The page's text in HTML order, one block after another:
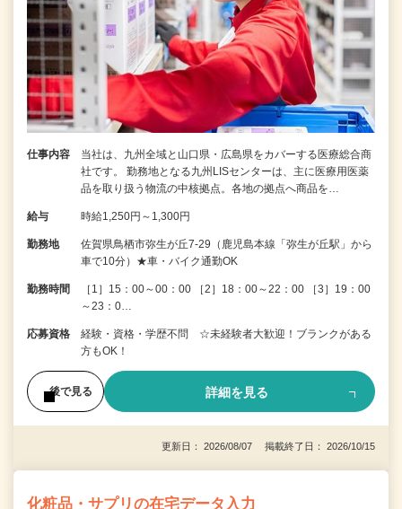
仕事内容
当社は、九州全域と山口県・広島県をカバーする医療総合商
社です。 勤務地となる九州LISセンターは、主に医療用医薬
品を取り扱う物流の中核拠点。各地の拠点へ商品を…
給与 時給1,250円～1,300円
勤務地
佐賀県鳥栖市弥生が丘7-29（鹿児島本線「弥生が丘駅」から
車で10分）★車・バイク通勤OK
勤務時間
［1］15：00～00：00 ［2］18：00～22：00 ［3］19：00
～23：0…
応募資格
経験・資格・学歴不問 ☆未経験者大歓迎！ブランクがある
方もOK！
後で見る 詳細を見る
更新日： 2026/08/07 掲載終了日： 2026/10/15
化粧品・サプリの在宅データ入力